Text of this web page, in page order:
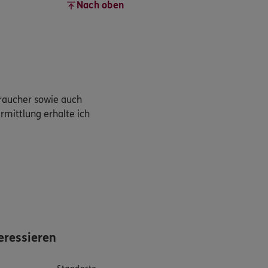
Nach oben
sowie auch
erhalte ich